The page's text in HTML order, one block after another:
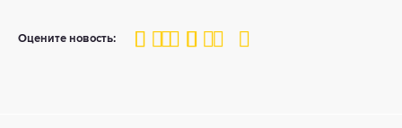
Оцените новость:
100
1 2 3 4 5